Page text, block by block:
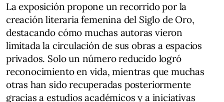
La exposición propone un recorrido por la
creación literaria femenina del Siglo de Oro,
destacando cómo muchas autoras vieron
limitada la circulación de sus obras a espacios
privados. Solo un número reducido logró
reconocimiento en vida, mientras que muchas
otras han sido recuperadas posteriormente
gracias a estudios académicos y a iniciativas